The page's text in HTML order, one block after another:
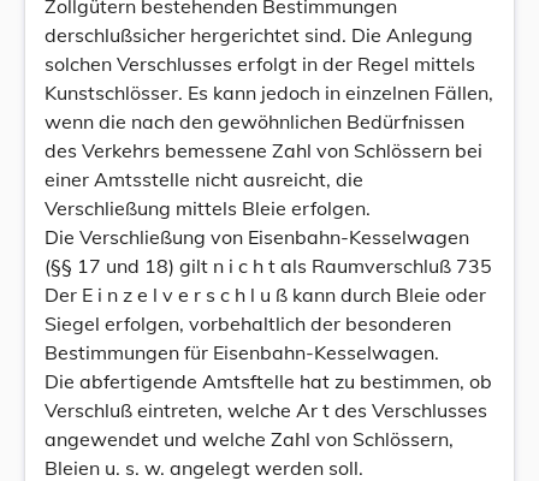
Zollgütern bestehenden Bestimmungen
derschlußsicher hergerichtet sind. Die Anlegung
solchen Verschlusses erfolgt in der Regel mittels
Kunstschlösser. Es kann jedoch in einzelnen Fällen,
wenn die nach den gewöhnlichen Bedürfnissen
des Verkehrs bemessene Zahl von Schlössern bei
einer Amtsstelle nicht ausreicht, die
Verschließung mittels Bleie erfolgen.
Die Verschließung von Eisenbahn-Kesselwagen
(§§ 17 und 18) gilt n i c h t als Raumverschluß 735
Der E i n z e l v e r s c h l u ß kann durch Bleie oder
Siegel erfolgen, vorbehaltlich der besonderen
Bestimmungen für Eisenbahn-Kesselwagen.
Die abfertigende Amtsftelle hat zu bestimmen, ob
Verschluß eintreten, welche Ar t des Verschlusses
angewendet und welche Zahl von Schlössern,
Bleien u. s. w. angelegt werden soll.